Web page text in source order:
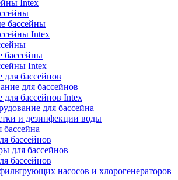
Intex
бассейны
Intex
бассейны
Intex
бассейнов
для бассейнов
для бассейнов Intex
для бассейна
и дезинфекции воды
бассейнов
для бассейнов
бассейнов
насосов и хлорогенераторов